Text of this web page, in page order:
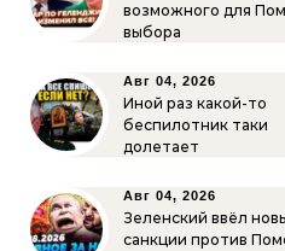
возможного для
выбора
Авг 04, 2026
Иной раз какой-то
беспилотник таки
долетает
Авг 04, 2026
Зеленский ввёл
санкции против